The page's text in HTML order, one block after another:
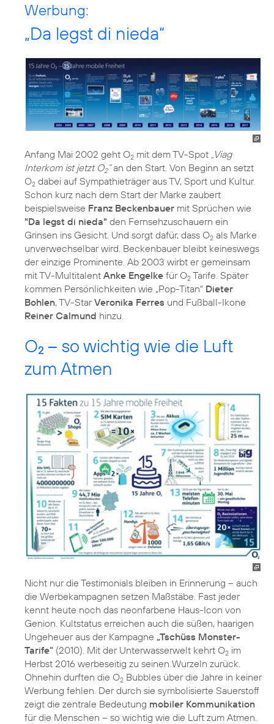
Werbung:
„Da legst di nieda“
Anfang Mai 2002 geht O2 mit dem TV-Spot „Viag
Interkom ist jetzt O2“an den Start. Von Beginn an setzt
O2 dabei auf Sympathieträger aus TV, Sport und Kultur.
Schon kurz nach dem Start der Marke zaubert
beispielsweise Franz Beckenbauer mit Sprüchen wie
"Da legst di nieda" den Fernsehzuschauern ein
Grinsen ins Gesicht. Und sorgt dafür, dass O2 als Marke
unverwechselbar wird. Beckenbauer bleibt keineswegs
der einzige Prominente. Ab 2003 wirbt er gemeinsam
mit TV-Multitalent Anke Engelke für O2 Tarife. Später
kommen Persönlichkeiten wie „Pop-Titan“ Dieter
Bohlen, TV-StarVeronika Ferres und Fußball-Ikone
Reiner Calmund hinzu.
O2 – so wichtig wie die Luft
zum Atmen
Nicht nur die Testimonials bleiben in Erinnerung – auch
die Werbekampagnen setzen Maßstäbe. Fast jeder
kennt heute noch das neonfarbene Haus-Icon von
Genion. Kultstatus erreichen auch die süßen, haarigen
Ungeheuer aus der Kampagne „Tschüss Monster-
Tarife“ (2010). Mit der Unterwasserwelt kehrt O2 im
Herbst 2016 werbeseitig zu seinen Wurzeln zurück.
Ohnehin durften die O2 Bubbles über die Jahre in keiner
Werbung fehlen. Der durch sie symbolisierte Sauerstoff
zeigt die zentrale Bedeutung mobiler Kommunikation
für die Menschen – so wichtig wie die Luft zum Atmen.